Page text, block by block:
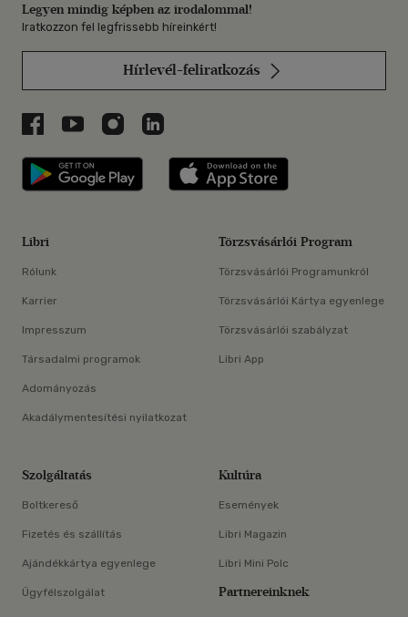
Legyen mindig képben az irodalommal!
Iratkozzon fel legfrissebb híreinkért!
Hírlevél-feliratkozás
Libri a Facebookon
Libri a Youtube-on
Libri az Instagramon
Libri a LinkedInen
Libri applikáció Szerezd meg: Google
Libri
Rólunk
Karrier
Impresszum
Társadalmi programok
Adományozás
Akadálymentesítési nyilatkozat
Törzsvásárlói Program
Törzsvásárlói Programunkról
Törzsvásárlói Kártya egyenlege
Törzsvásárlói szabályzat
Libri App
Szolgáltatás
Boltkereső
Fizetés és szállítás
Ajándékkártya egyenlege
Ügyfélszolgálat
Kultúra
Események
Libri Magazin
Libri Mini Polc
Partnereinknek